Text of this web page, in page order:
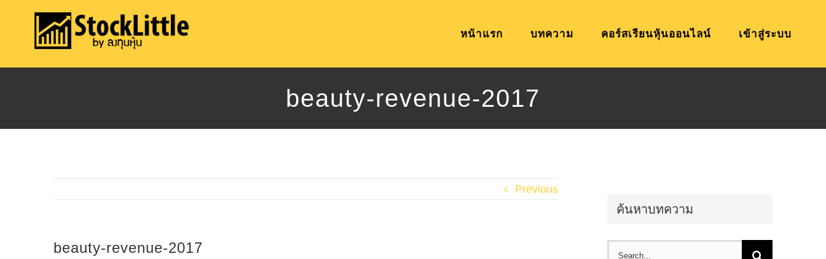
หน้าแรก บทความ คอร์สเรียนหุ้นออนไลน์ เข้าสู่ระบบ
beauty-revenue-2017
Previous
beauty-revenue-2017
ค้นหาบทความ
Search